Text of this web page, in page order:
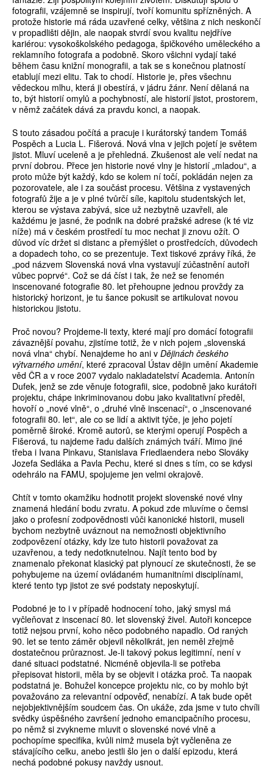
fotografii, vzájemně se inspirují, tvoří komunitu spřízněných. A
protože historie má ráda uzavřené celky, většina z nich neskončí
v propadlišti dějin, ale naopak stvrdí svou kvalitu nejdříve
kariérou: vysokoškolského pedagoga, špičkového uměleckého a
reklamního fotografa a podobně. Skoro všichni vydají také
během času knižní monografii, a tak se s konečnou platností
etablují mezi elitu. Tak to chodí. Historie je, přes všechnu
vědeckou mlhu, která ji obestírá, v jádru žánr. Není dělaná na
to, být historií omylů a pochybností, ale historií jistot, prostorem,
v němž začátek dává za pravdu konci, a naopak.
S touto zásadou počítá a pracuje i kurátorský tandem Tomáš
Pospěch a Lucia L. Fišerová. Nová vlna v jejich pojetí je světem
jis­tot. Mluví uceleně a je přehledná. Zkušenost ale velí nedat na
první dobrou. Přece jen historie nové vlny je historií „mladou“, a
proto může být každý, kdo se kolem ní točí, pokládán nejen za
pozorova­tele, ale i za součást procesu. Většina z vystavených
fotografů žije a je v plné tvůrčí síle, kapitolu studentských let,
kterou se výstava zabývá, sice už nezbytně uzavřeli, ale
každému je jasné, že podnik na dobré pražské adrese (k té viz
níže) má v českém prostředí tu moc nechat ji znovu ožít. O
důvod víc držet si distanc a přemýšlet o prostředcích, důvodech
a dopadech toho, co se prezentuje. Text tiskové zprávy říká, že
„pod názvem Slovenská nová vlna vystavují zúčastnění autoři
vůbec poprvé“. Což se dá číst i tak, že než se fenomén
inscenované fotografie 80. let přehoupne jednou provždy za
historický horizont, je tu šance pokusit se artikulovat novou
historickou jistotu.
Proč novou? Projdeme-li texty, které mají pro domácí fotografii
závaznější povahu, zjistíme totiž, že v nich pojem „slovenská
nová vlna“ chybí. Nenajdeme ho ani v Dějinách českého
výtvarného umění, které zpracoval Ústav dějin umění Akademie
věd ČR a v roce 2007 vydalo nakladatelství Academia. Antonín
Dufek, jenž se zde věnuje fotografii, sice, podobně jako kurátoři
projektu, chápe inkriminovanou dobu jako kvalitativní předěl,
hovoří o „nové vlně“, o „druhé vlně inscenací“, o „inscenované
fotografii 80. let“, ale co se lidí a aktivit týče, je jeho pojetí
poměrně široké. Kromě autorů, se kterými operují Pospěch a
Fišerová, tu najdeme řadu dalších známých tváří. Mimo jiné
třeba i Ivana Pinkavu, Stanislava Friedlaendera nebo Slováky
Jozefa Sedláka a Pavla Pechu, které si dnes s tím, co se kdysi
odehrálo na FAMU, spojujeme jen velmi okrajově.
Chtít v tomto okamžiku hodnotit projekt slovenské nové vlny
znamená hledání bodu zvratu. A pokud zde mluvíme o čemsi
jako o profesní zodpovědnosti vůči kanonické historii, museli
bychom nezbytně uváznout na nemožnosti objektivního
zodpovězení otázky, kdy lze tuto historii považovat za
uzavřenou, a tedy nedotknutelnou. Najít tento bod by
znamenalo překonat klasický pat plynoucí ze skutečnosti, že se
pohybujeme na území ovládaném humanitními disciplínami,
které tento typ jistot ze své podstaty neposkytují.
Podobné je to i v případě hodnocení toho, jaký smysl má
vyčleňovat z inscenací 80. let slovenský živel. Autoři koncepce
totiž nejsou první, koho něco podobného napadlo. Od raných
90. let se tento záměr objevil několikrát, jen neměl zřejmě
dostatečnou průraznost. Je-li takový pokus legitimní, není v
dané situaci podstatné. Nicméně objevila-li se potřeba
přepisovat historii, měla by se objevit i otázka proč. Ta naopak
podstatná je. Bohužel koncepce projektu nic, co by mohlo být
považováno za relevantní odpověď, nenabízí. A tak bude opět
nejobjektivnějším soudcem čas. On ukáže, zda jsme v tuto chvíli
svědky úspěšného završení jednoho emancipačního procesu,
po němž si zvykneme mluvit o slovenské nové vlně a
pochopíme specifika, kvůli nimž musela být vyčleněna ze
stávajícího celku, anebo jestli šlo jen o další epizodu, která
nechá podobné pokusy navždy usnout.